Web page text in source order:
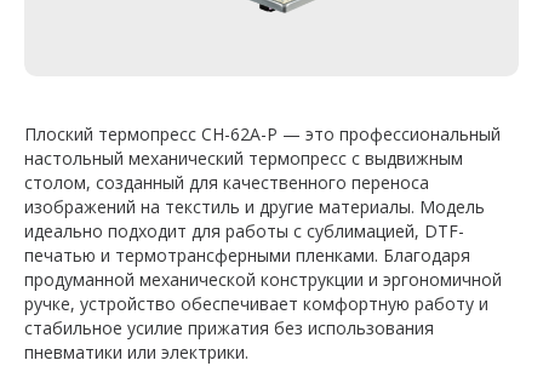
Плоский термопресс CH-62A-P — это профессиональный
настольный механический термопресс с выдвижным
столом, созданный для качественного переноса
изображений на текстиль и другие материалы. Модель
идеально подходит для работы с сублимацией, DTF-
печатью и термотрансферными пленками. Благодаря
продуманной механической конструкции и эргономичной
ручке, устройство обеспечивает комфортную работу и
стабильное усилие прижатия без использования
пневматики или электрики.